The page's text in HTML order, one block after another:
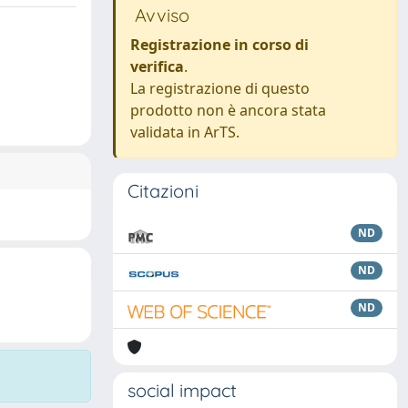
Avviso
Registrazione in corso di
verifica.
La registrazione di questo
prodotto non è ancora stata
validata in ArTS.
Citazioni
ND
ND
ND
social impact